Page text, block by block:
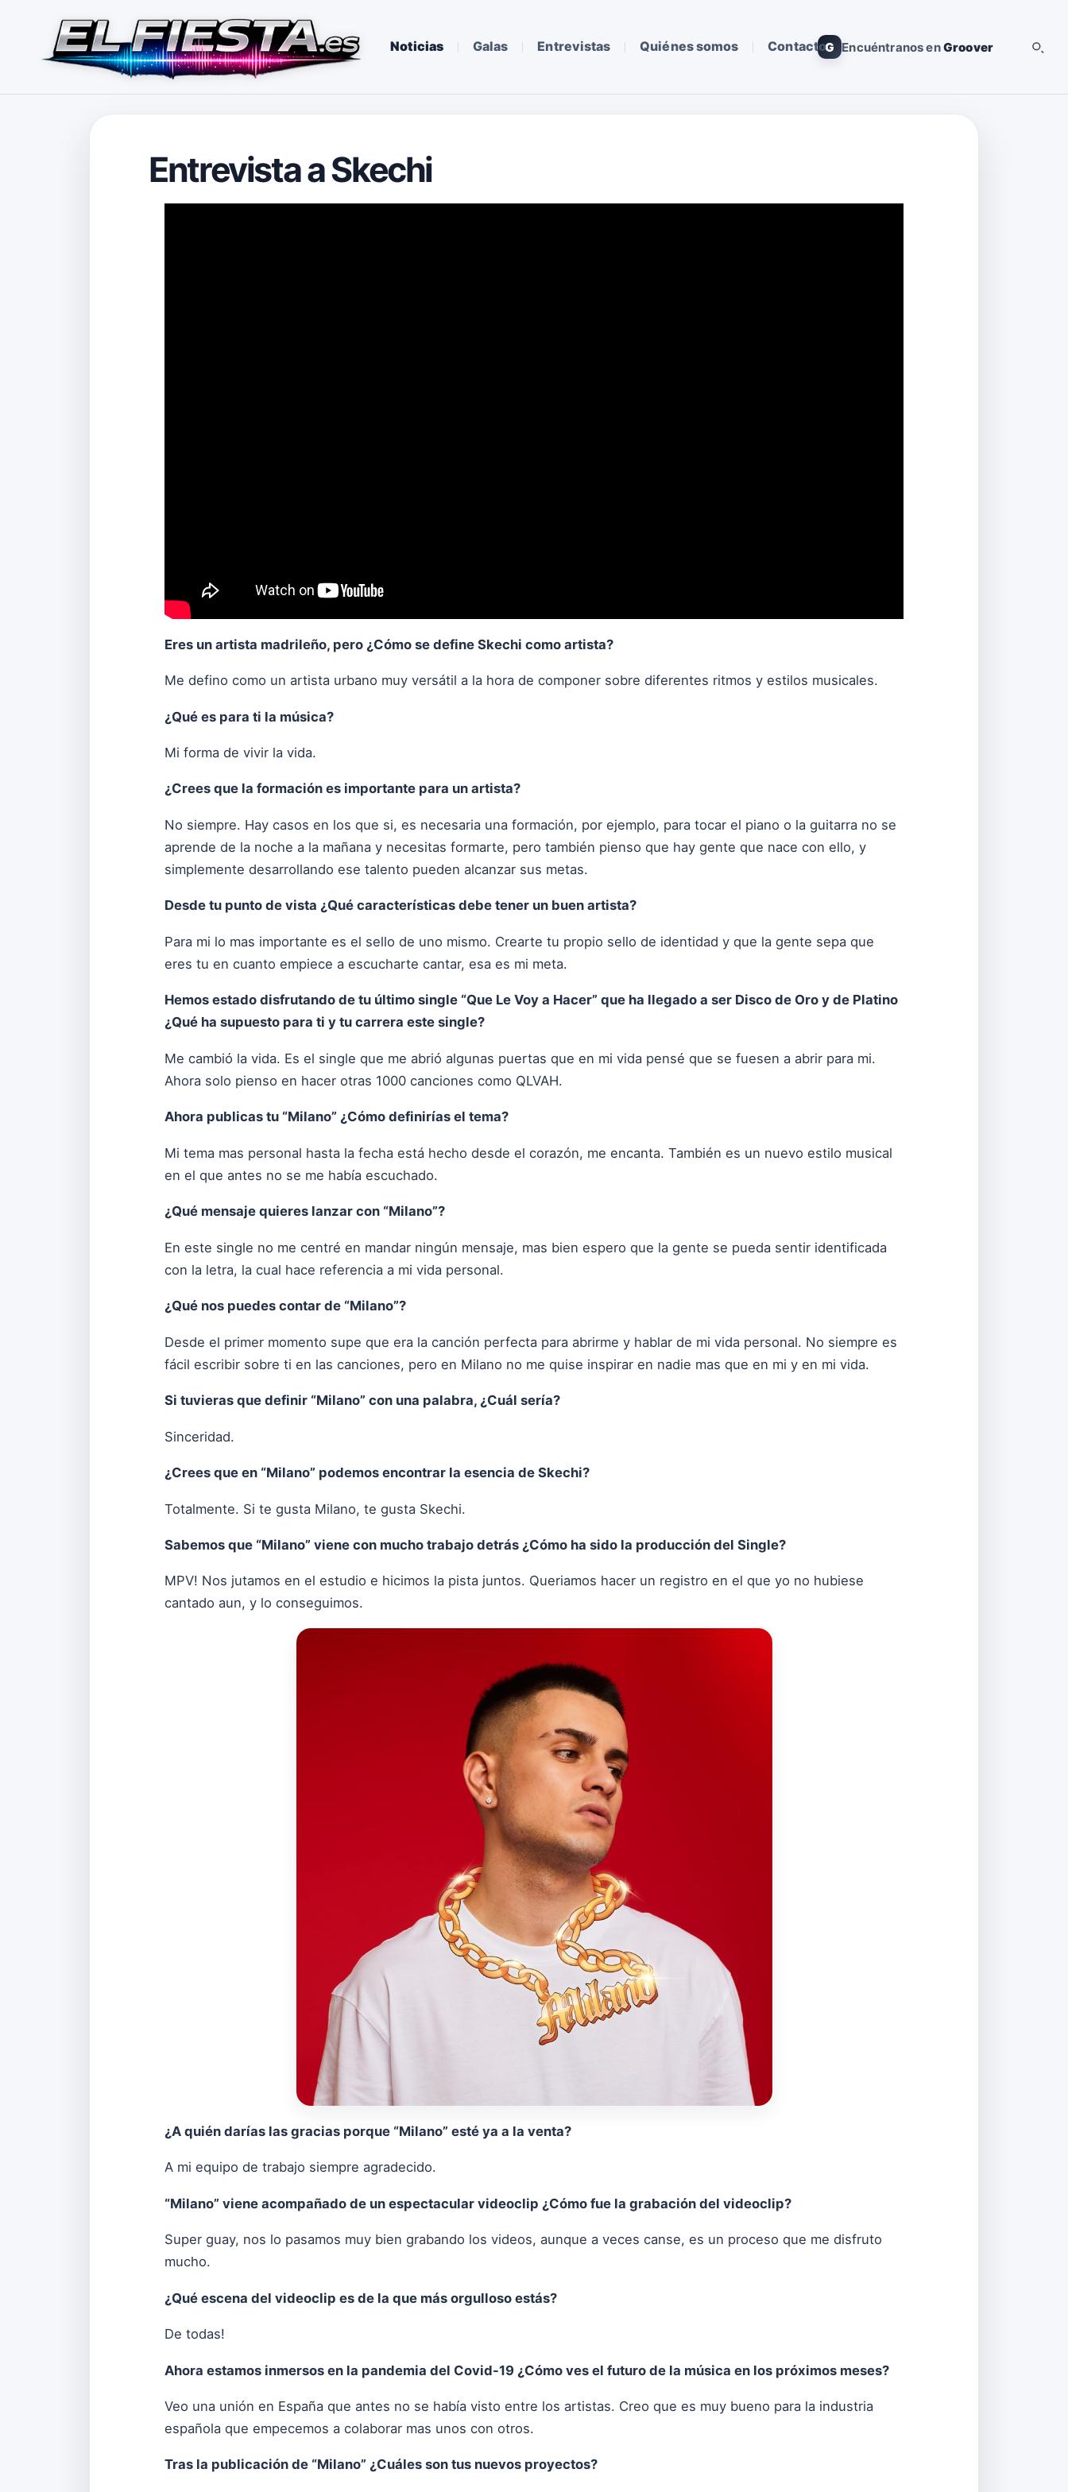
Noticias Galas Entrevistas Quiénes somos ContactoG Encuéntranos enGroover
Entrevista a Skechi
Eres un artista madrileño, pero ¿Cómo se define Skechi como artista?
Me defino como un artista urbano muy versátil a la hora de componer sobre diferentes ritmos y estilos musicales.
¿Qué es para ti la música?
Mi forma de vivir la vida.
¿Crees que la formación es importante para un artista?
No siempre. Hay casos en los que si, es necesaria una formación, por ejemplo, para tocar el piano o la guitarra no se
aprende de la noche a la mañana y necesitas formarte, pero también pienso que hay gente que nace con ello, y
simplemente desarrollando ese talento pueden alcanzar sus metas.
Desde tu punto de vista ¿Qué características debe tener un buen artista?
Para mi lo mas importante es el sello de uno mismo. Crearte tu propio sello de identidad y que la gente sepa que
eres tu en cuanto empiece a escucharte cantar, esa es mi meta.
Hemos estado disfrutando de tu último single “Que Le Voy a Hacer” que ha llegado a ser Disco de Oro y de Platino
¿Qué ha supuesto para ti y tu carrera este single?
Me cambió la vida. Es el single que me abrió algunas puertas que en mi vida pensé que se fuesen a abrir para mi.
Ahora solo pienso en hacer otras 1000 canciones como QLVAH.
Ahora publicas tu “Milano” ¿Cómo definirías el tema?
Mi tema mas personal hasta la fecha está hecho desde el corazón, me encanta. También es un nuevo estilo musical
en el que antes no se me había escuchado.
¿Qué mensaje quieres lanzar con “Milano”?
En este single no me centré en mandar ningún mensaje, mas bien espero que la gente se pueda sentir identificada
con la letra, la cual hace referencia a mi vida personal.
¿Qué nos puedes contar de “Milano”?
Desde el primer momento supe que era la canción perfecta para abrirme y hablar de mi vida personal. No siempre es
fácil escribir sobre ti en las canciones, pero en Milano no me quise inspirar en nadie mas que en mi y en mi vida.
Si tuvieras que definir “Milano” con una palabra, ¿Cuál sería?
Sinceridad.
¿Crees que en “Milano” podemos encontrar la esencia de Skechi?
Totalmente. Si te gusta Milano, te gusta Skechi.
Sabemos que “Milano” viene con mucho trabajo detrás ¿Cómo ha sido la producción del Single?
MPV! Nos jutamos en el estudio e hicimos la pista juntos. Queriamos hacer un registro en el que yo no hubiese
cantado aun, y lo conseguimos.
¿A quién darías las gracias porque “Milano” esté ya a la venta?
A mi equipo de trabajo siempre agradecido.
“Milano” viene acompañado de un espectacular videoclip ¿Cómo fue la grabación del videoclip?
Super guay, nos lo pasamos muy bien grabando los videos, aunque a veces canse, es un proceso que me disfruto
mucho.
¿Qué escena del videoclip es de la que más orgulloso estás?
De todas!
Ahora estamos inmersos en la pandemia del Covid-19 ¿Cómo ves el futuro de la música en los próximos meses?
Veo una unión en España que antes no se había visto entre los artistas. Creo que es muy bueno para la industria
española que empecemos a colaborar mas unos con otros.
Tras la publicación de “Milano” ¿Cuáles son tus nuevos proyectos?